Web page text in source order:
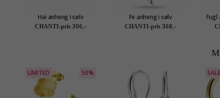
Hai anheng i sølv
CHANTI-pris 306,-
Fe anheng i sølv
CHANTI-pris 368,-
Fugl
LIMITED 50% SALE